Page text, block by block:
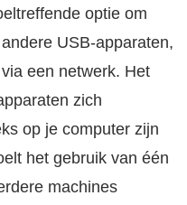
optie om
USB-apparaten,
een netwerk. Het
zich
op je computer zijn
het gebruik van één
machines